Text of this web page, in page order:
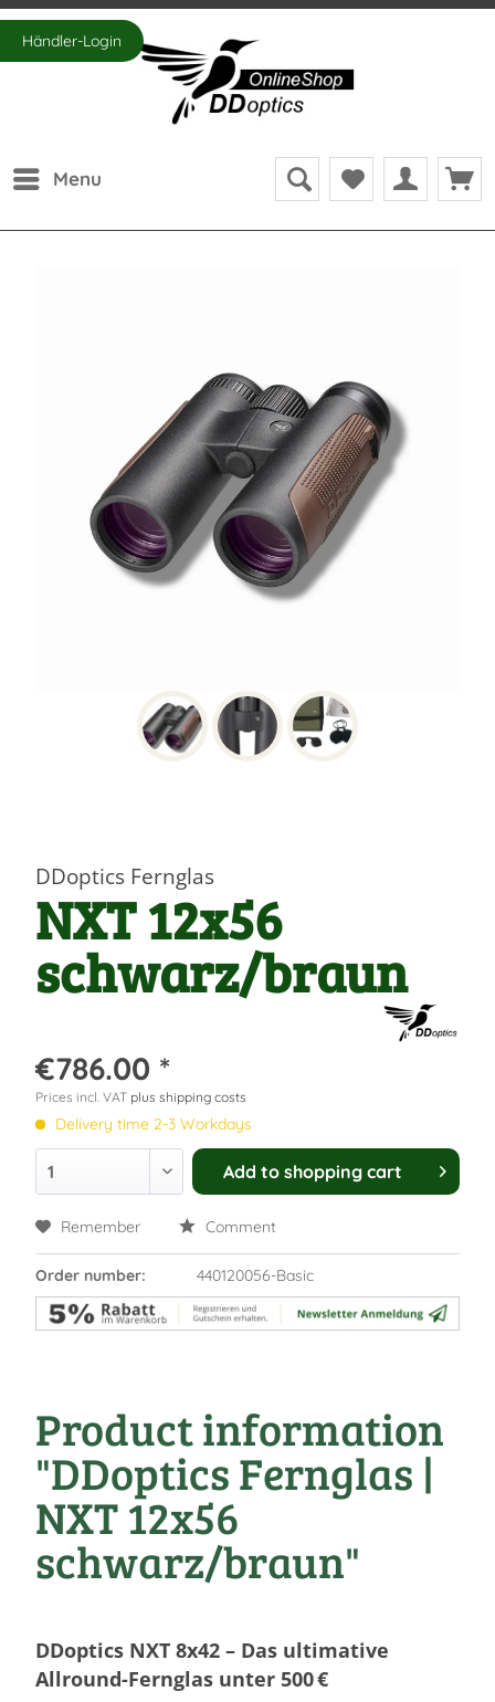
Händler-Login
Menu
DDoptics Fernglas
NXT 12x56
schwarz/braun
€786.00 *
Prices incl. VAT plus shipping costs
Delivery time 2-3 Workdays
Add to shopping cart
Remember Comment
Order number: 440120056-Basic
Product information
"DDoptics Fernglas |
NXT 12x56
schwarz/braun"
DDoptics NXT 8x42 – Das ultimative
Allround-Fernglas unter 500 €